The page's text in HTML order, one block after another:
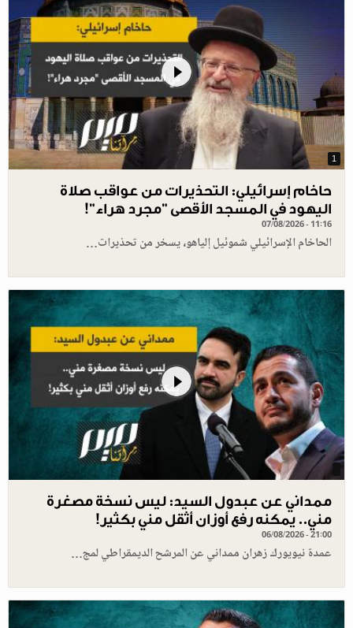
1
حاخام إسرائيلي: التحذيرات من عواقب صلاة
اليهود في المسجد الأقصى "مجرد هراء"!
07/08/2026 - 11:16
الحاخام الإسرائيلي شموئيل إلياهو، يسخر من تحذيرات…
ممداني عن عبدول السيد: ليس نسخة مصغرة
مني.. يمكنه رفع أوزان أثقل مني بكثير!
06/08/2026 - 21:00
عمدة نيويورك زهران ممداني عن المرشح الديمقراطي لمج…